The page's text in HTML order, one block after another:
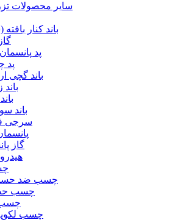
سایر محصولات
باند کنار
پد
پد
باند گچی
باند
سرجی
گاز
چسب ضد
چسب
چسب
چسب